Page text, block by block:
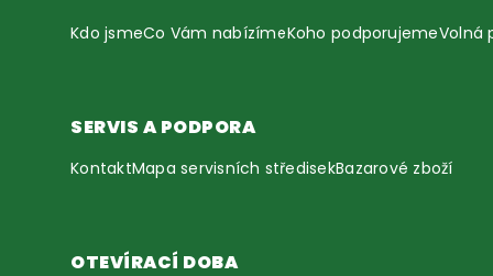
Kdo jsmeCo Vám nabízímeKoho podporujemeVolná
SERVIS A PODPORA
KontaktMapa servisních středisekBazarové zboží
OTEVÍRACÍ DOBA